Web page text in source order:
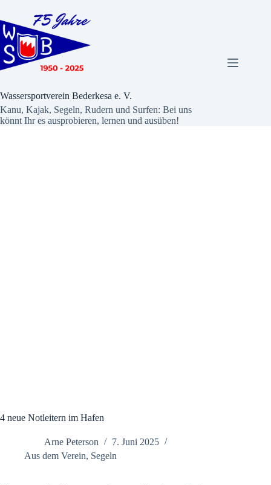
springen
Wassersportverein Bederkesa e. V.
Kanu, Kajak, Segeln, Rudern und Surfen: Bei uns
könnt Ihr es ausprobieren, lernen und ausüben!
4 neue Notleitern im Hafen
Arne Peterson
7. Juni 2025
Aus dem Verein, Segeln